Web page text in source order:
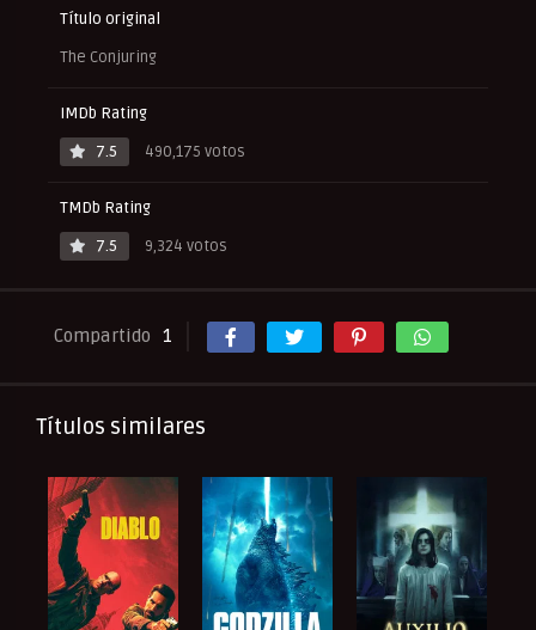
Título original
The Conjuring
IMDb Rating
7.5
490,175 votos
TMDb Rating
7.5
9,324 votos
Compartido 1
Títulos similares